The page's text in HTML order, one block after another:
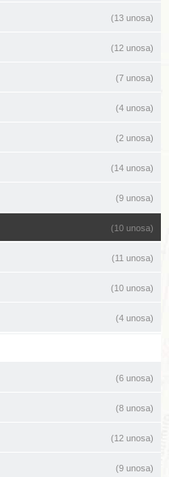
(13 unosa)
(12 unosa)
(7 unosa)
(4 unosa)
(2 unosa)
(14 unosa)
(9 unosa)
(10 unosa)
(11 unosa)
(10 unosa)
(4 unosa)
(6 unosa)
(8 unosa)
(12 unosa)
(9 unosa)